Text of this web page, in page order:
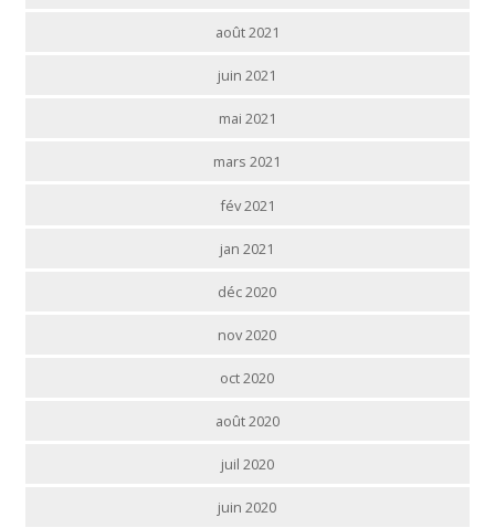
août 2021
juin 2021
mai 2021
mars 2021
fév 2021
jan 2021
déc 2020
nov 2020
oct 2020
août 2020
juil 2020
juin 2020